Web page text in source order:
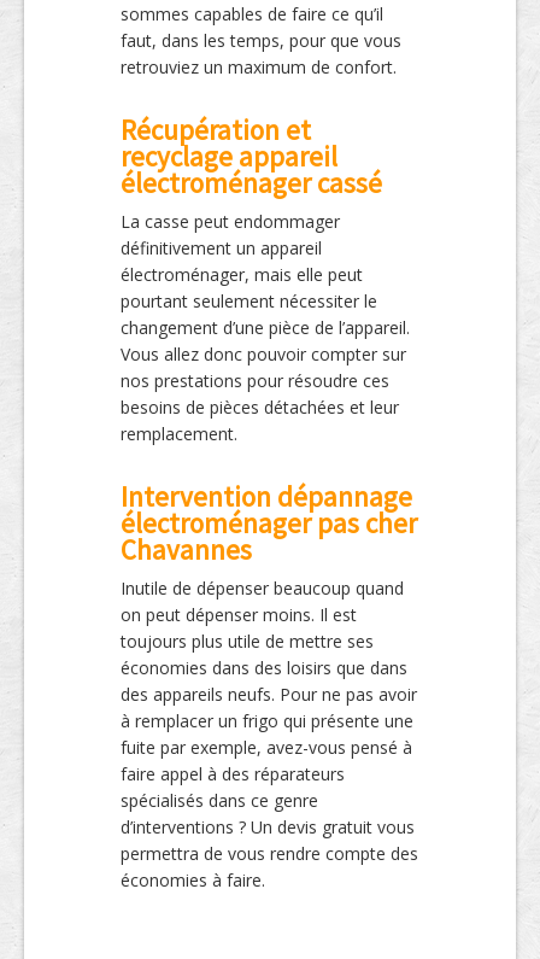
sommes capables de faire ce qu’il
faut, dans les temps, pour que vous
retrouviez un maximum de confort.
Récupération et
recyclage appareil
électroménager cassé
La casse peut endommager
définitivement un appareil
électroménager, mais elle peut
pourtant seulement nécessiter le
changement d’une pièce de l’appareil.
Vous allez donc pouvoir compter sur
nos prestations pour résoudre ces
besoins de pièces détachées et leur
remplacement.
Intervention dépannage
électroménager pas cher
Chavannes
Inutile de dépenser beaucoup quand
on peut dépenser moins. Il est
toujours plus utile de mettre ses
économies dans des loisirs que dans
des appareils neufs. Pour ne pas avoir
à remplacer un frigo qui présente une
fuite par exemple, avez-vous pensé à
faire appel à des réparateurs
spécialisés dans ce genre
d’interventions ? Un devis gratuit vous
permettra de vous rendre compte des
économies à faire.